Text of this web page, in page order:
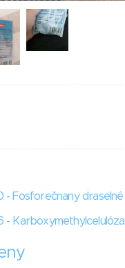
- Fosforečnany draselné
- Karboxymethylcelulóza